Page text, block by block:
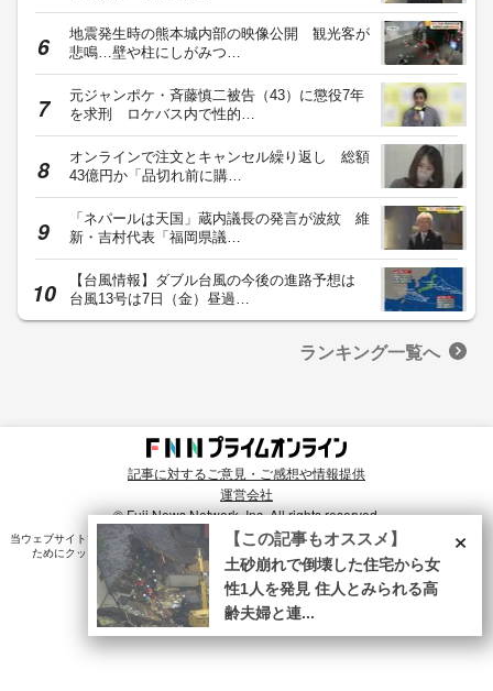
地震発生時の熊本城内部の映像公開 観光客が
悲鳴…壁や柱にしがみつ…
元ジャンポケ・斉藤慎二被告（43）に懲役7年
を求刑 ロケバス内で性的…
オンラインで注文とキャンセル繰り返し 総額
43億円か「品切れ前に購…
「ネパールは天国」蔵内議長の発言が波紋 維
新・吉村代表「福岡県議…
【台風情報】ダブル台風の今後の進路予想は
台風13号は7日（金）昼過…
ランキング一覧へ
記事に対するご意見・ご感想や情報提供
運営会社
© Fuji News Network, Inc. All rights reserved.
当ウェブサイトでは、ユーザのニーズ・興味・関⼼に合致したコンテンツや広告配信を提供する
ためにクッキーを使⽤しています。詳細は、プライバシーポリシー をご確認ください。×
【この記事もオススメ】
土砂崩れで倒壊した住宅から女
性1人を発見 住人とみられる高
齢夫婦と連...